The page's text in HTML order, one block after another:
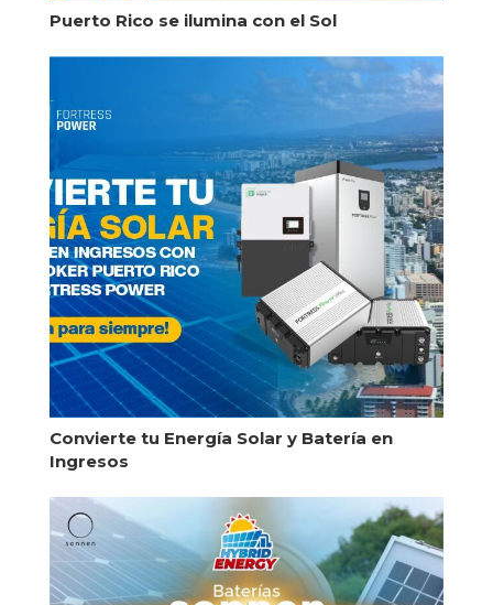
Puerto Rico se ilumina con el Sol
Convierte tu Energía Solar y Batería en
Ingresos